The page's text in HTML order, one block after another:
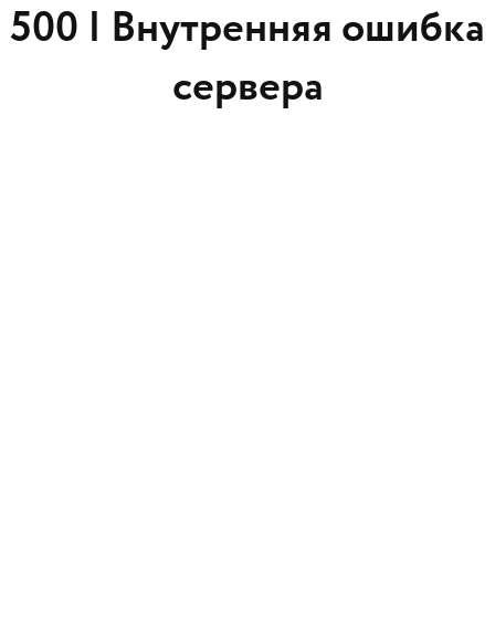
500 | Внутренняя ошибка
сервера